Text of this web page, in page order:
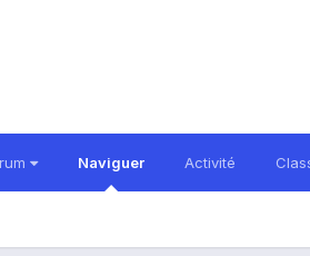
Naviguer Activité